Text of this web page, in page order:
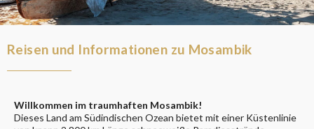
Reisen und Informationen zu Mosambik
Willkommen im traumhaften Mosambik!
Dieses Land am Südindischen Ozean bietet mit einer Küstenlinie